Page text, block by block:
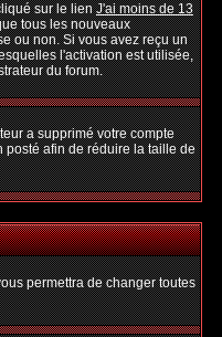
sur le lienJ'ai moins de 13
tous les nouveaux
ou non. Si vous avez reçu un
l'activation est utilisée,
du forum.
a supprimé votre compte
posté afin de réduire la taille de
permettra de changer toutes